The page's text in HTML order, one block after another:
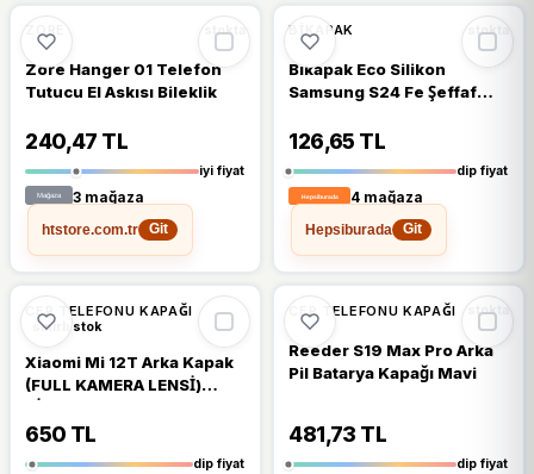
%38 DÜŞTÜ
ZORE stokta
Zore Hanger 01 Telefon
Tutucu El Askısı Bileklik
240,47 TL
iyi fiyat
3 mağaza
htstore.com.tr
Git
%53 DÜŞTÜ
BIKAPAK stokta
Bikapak Eco Silikon
Samsung S24 Fe Şeffaf
126,65 TL
dip fiyat
4 mağaza
Hepsiburada
Git
%50 🔥%50 DÜŞTÜ
CEP TELEFONU KAPAĞI
sınırlı stok
Xiaomi Mi 12T Arka Kapak
(FULL KAMERA LENSİ)
650 TL
dip fiyat
%49 🔥%49 DÜŞTÜ
CEP TELEFONU KAPAĞI stokta
Reeder S19 Max Pro Arka
Pil Batarya Kapağı Mavi
481,73 TL
dip fiyat